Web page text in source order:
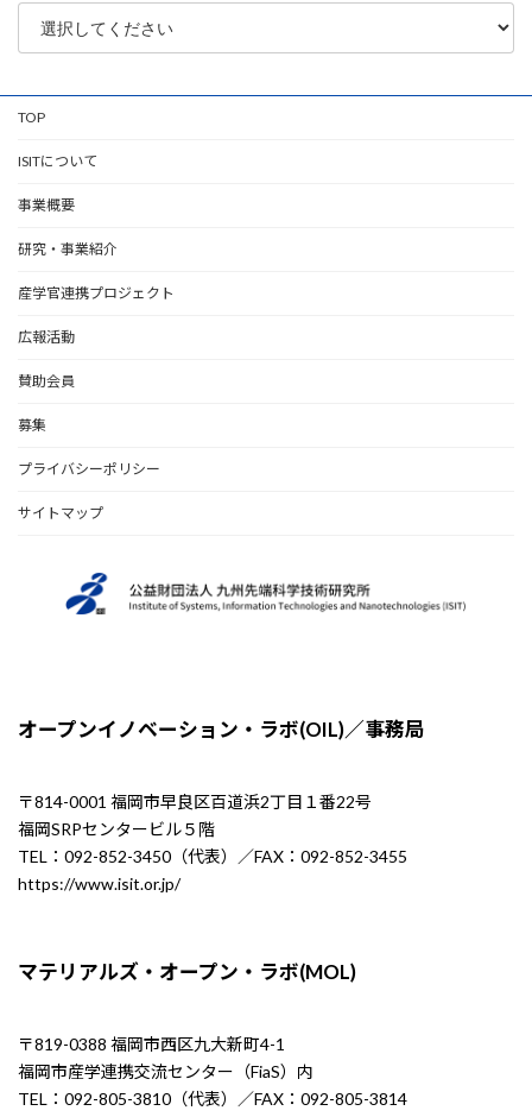
TOP
ISITについて
事業概要
研究・事業紹介
産学官連携プロジェクト
広報活動
賛助会員
募集
プライバシーポリシー
サイトマップ
オープンイノベーション・ラボ(OIL)／事務局
〒814-0001 福岡市早良区百道浜2丁目１番22号
福岡SRPセンタービル５階
TEL：092-852-3450（代表）／FAX：092-852-3455
https://www.isit.or.jp/
マテリアルズ・オープン・ラボ(MOL)
〒819-0388 福岡市西区九大新町4-1
福岡市産学連携交流センター（FiaS）内
TEL：092-805-3810（代表）／FAX：092-805-3814